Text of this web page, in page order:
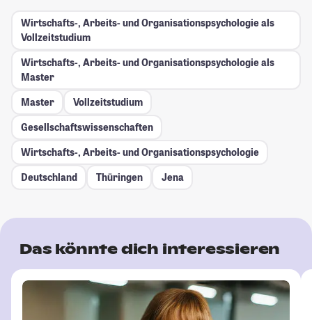
Wirtschafts-, Arbeits- und Organisationspsychologie als
Vollzeitstudium
Wirtschafts-, Arbeits- und Organisationspsychologie als
Master
Master
Vollzeitstudium
Gesellschafts­wissenschaften
Wirtschafts-, Arbeits- und Organisationspsychologie
Deutschland
Thüringen Jena
Das könnte dich interessieren